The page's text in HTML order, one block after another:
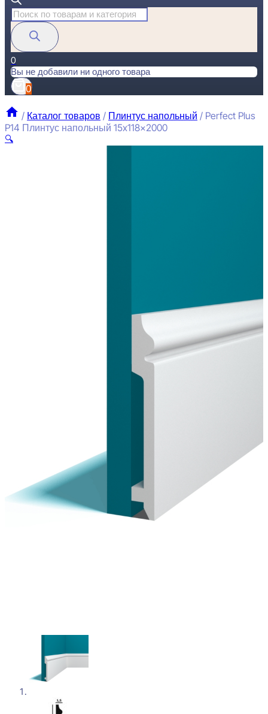
Поиск
товаров
0
Вы не добавили ни одного товара
0
/ Каталог товаров / Плинтус напольный / Perfect Plus
P14 Плинтус напольный 15x118x2000
🔍